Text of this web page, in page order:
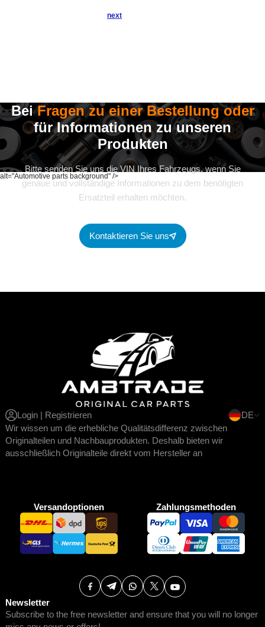
next
alt="Automotive parts background" />
BeiFragen zu einer Bestellung oder
für Informationen zu unseren
Produkten
Bitte senden Sie uns die VIN Ihres Fahrzeugs, wenn Sie
genaue und vollständige Informationen zu dem benötigten
Ersatzteil erhalten möchten.
Kontaktieren Sie uns
Login | Registrieren
DE
Wir wissen um die erhebliche Qualitätsdifferenz zwischen
Originalteilen und Nachbauprodukten. Deshalb bieten wir
ausschließlich Originalteile direkt vom Hersteller an
Versandoptionen Zahlungsmethoden
Newsletter
Subscribe to the free newsletter and ensure that you will no longer